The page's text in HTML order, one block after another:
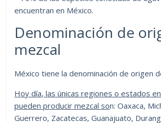
encuentran en México.
Denominación de
mezcal
México tiene la denominación de origen
Hoy día, las únicas regiones o estados
pueden producir mezcal son: Oaxaca,
Guerrero, Zacatecas, Guanajuato,